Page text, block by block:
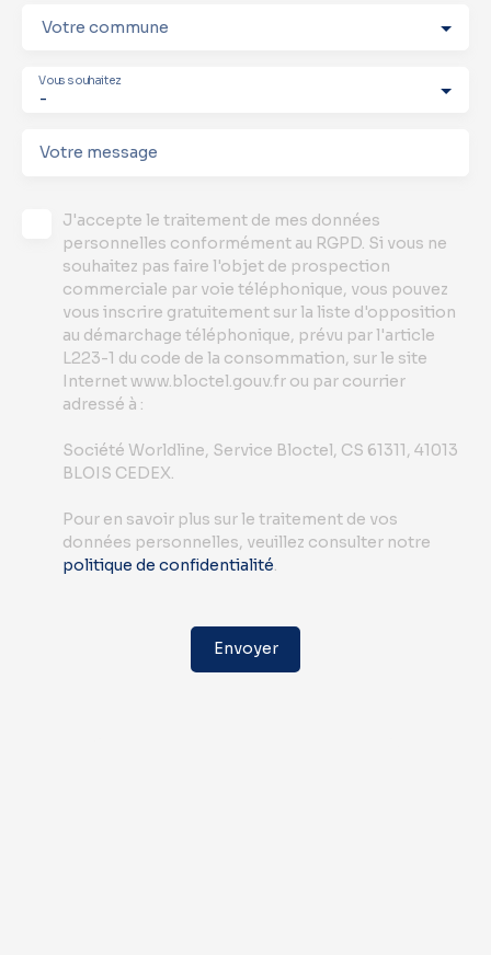
Votre commune
-
Vous souhaitez
Votre message
J'accepte le traitement de mes données
personnelles conformément au RGPD. Si vous ne
souhaitez pas faire l'objet de prospection
commerciale par voie téléphonique, vous pouvez
vous inscrire gratuitement sur la liste d'opposition
au démarchage téléphonique, prévu par l'article
L223-1 du code de la consommation, sur le site
Internet www.bloctel.gouv.fr ou par courrier
adressé à :
Société Worldline, Service Bloctel, CS 61311, 41013
BLOIS CEDEX.
Pour en savoir plus sur le traitement de vos
données personnelles, veuillez consulter notre
politique de confidentialité.
Envoyer